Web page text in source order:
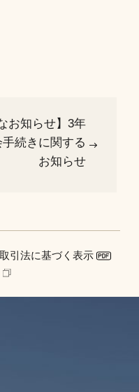
お知らせ】3年
続きに関する
お知らせ
引法に基づく表示